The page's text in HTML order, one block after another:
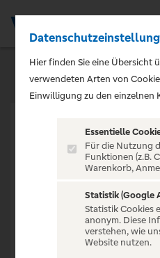
Hier finden Sie eine Übersicht
verwendeten Arten von
Einwilligung zu den einzelnen
Essentielle
Für die Nutzung
Funktionen (z.B.
Warenkorb,
Statistik (Google
Statistik Cookies
anonym. Diese
verstehen, wie
Website nutzen.